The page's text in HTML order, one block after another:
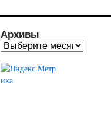
Архивы